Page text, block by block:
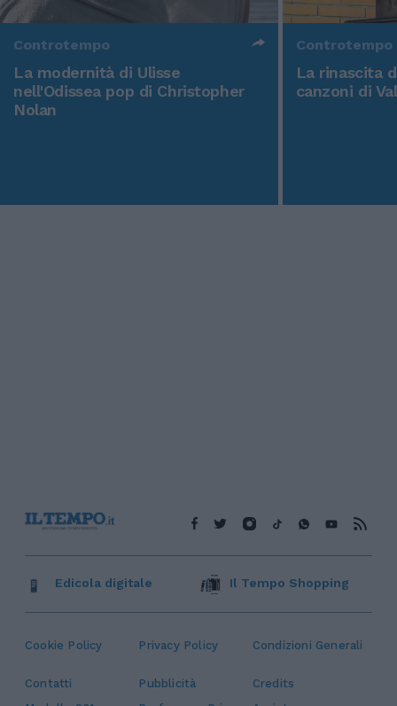
Controtempo
La modernità di Ulisse
nell'Odissea pop di Christopher
Nolan
Controtempo
La rinascita
canzoni di
Cookie Policy Privacy Policy Condizioni Generali
Contatti Pubblicità
Credits
Edicola digitale Il Tempo Shopping